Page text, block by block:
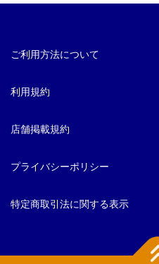
ご利用方法について
利用規約
店舗掲載規約
プライバシーポリシー
特定商取引法に関する表示